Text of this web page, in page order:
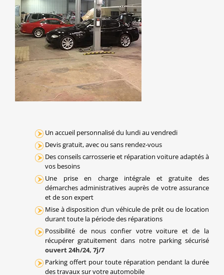
Un accueil personnalisé du lundi au vendredi
Devis gratuit, avec ou sans rendez-vous
Des conseils carrosserie et réparation voiture adaptés à
vos besoins
Une prise en charge intégrale et gratuite des
démarches administratives auprès de votre assurance
et de son expert
Mise à disposition d’un véhicule de prêt ou de location
durant toute la période des réparations
Possibilité de nous confier votre voiture et de la
récupérer gratuitement dans notre parking sécurisé
ouvert 24h/24, 7j/7
Parking offert pour toute réparation pendant la durée
des travaux sur votre automobile